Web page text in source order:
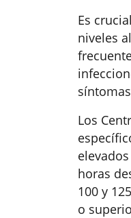
Es
niveles
Los
horas
100 y
o